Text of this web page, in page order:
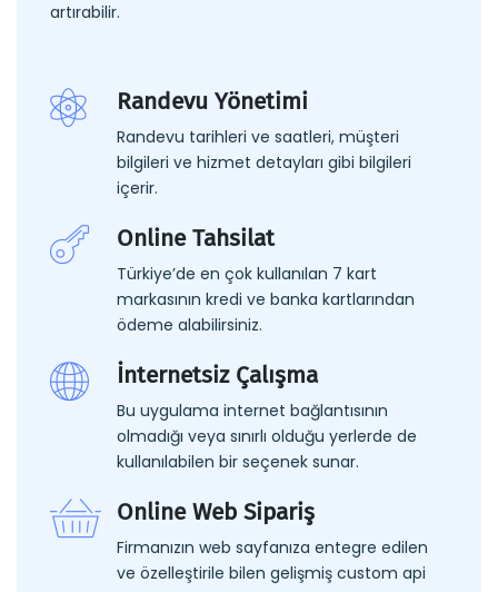
artırabilir.
Randevu Yönetimi
Randevu tarihleri ve saatleri, müşteri
bilgileri ve hizmet detayları gibi bilgileri
içerir.
Online Tahsilat
Türkiye’de en çok kullanılan 7 kart
markasının kredi ve banka kartlarından
ödeme alabilirsiniz.
İnternetsiz Çalışma
Bu uygulama internet bağlantısının
olmadığı veya sınırlı olduğu yerlerde de
kullanılabilen bir seçenek sunar.
Online Web Sipariş
Firmanızın web sayfanıza entegre edilen
ve özelleştirile bilen gelişmiş custom api